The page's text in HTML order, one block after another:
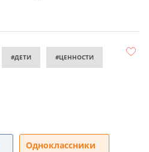
#ДЕТИ #ЦЕННОСТИ
Одноклассники